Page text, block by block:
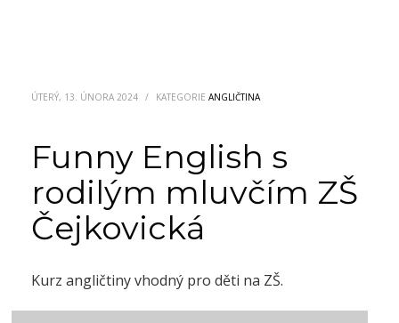
ÚTERÝ, 13. ÚNORA 2024 / KATEGORIE ANGLIČTINA
Funny English s
rodilým mluvčím ZŠ
Čejkovická
Kurz angličtiny vhodný pro děti na ZŠ.